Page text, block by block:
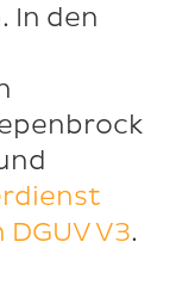
In den
V3.